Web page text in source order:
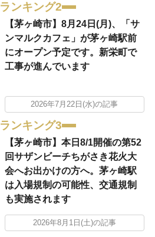
ランキング2
【茅ヶ崎市】8月24日(月)、「サ
ンマルクカフェ」が茅ヶ崎駅前
にオープン予定です。新栄町で
工事が進んでいます
2026年7月22日(水)の記事
ランキング3
【茅ヶ崎市】本日8/1開催の第52
回サザンビーチちがさき花火大
会へお出かけの方へ。茅ヶ崎駅
は入場規制の可能性、交通規制
も実施されます
2026年8月1日(土)の記事